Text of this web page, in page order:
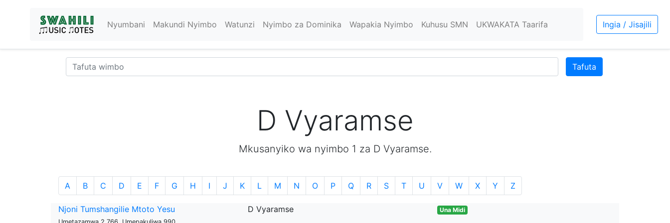
Nyumbani Makundi Nyimbo Watunzi Nyimbo za Dominika Wapakia Nyimbo Kuhusu SMN UKWAKATA Taarifa Ingia / Jisajili
Tafuta
D Vyaramse
Mkusanyiko wa nyimbo 1 za D Vyaramse.
A B C D E F G H I J K L M N O P Q R S T U V W X Y Z
Njoni Tumshangilie Mtoto Yesu D Vyaramse Una Midi